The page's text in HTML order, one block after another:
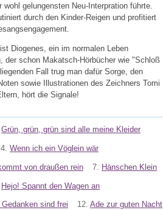
gelungensten Neu-Interpration führte.
durch den Kinder-Reigen und profitiert
Diogenes, ein im normalen Leben
der schon Makatsch-Hörbücher wie "Schloß
Fall trug man dafür Sorge, den
sowie Illustrationen des Zeichners Tomi
hört die Signale!
Grün, grün, grün sind alle meine Kleider
4. Wenn ich ein Vöglein wär
von draußen rein 7. Hänschen Klein
Hejo! Spannt den Wagen an
Gedanken sind frei 12. Ade zur guten Nacht